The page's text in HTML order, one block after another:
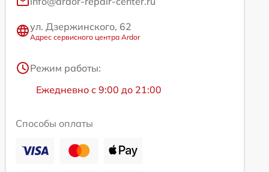
ул. Дзержинского, 62
Адрес сервисного центра Ardor
Режим работы:
Ежедневно с 9:00 до 21:00
Способы оплаты